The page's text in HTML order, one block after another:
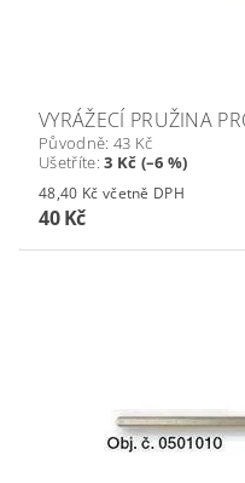
VYRÁŽECÍ PRUŽINA
Původně: 43 Kč
Ušetříte:3 Kč (–6 %)
48,40 Kč včetně DPH
40 Kč